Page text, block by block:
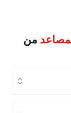
من